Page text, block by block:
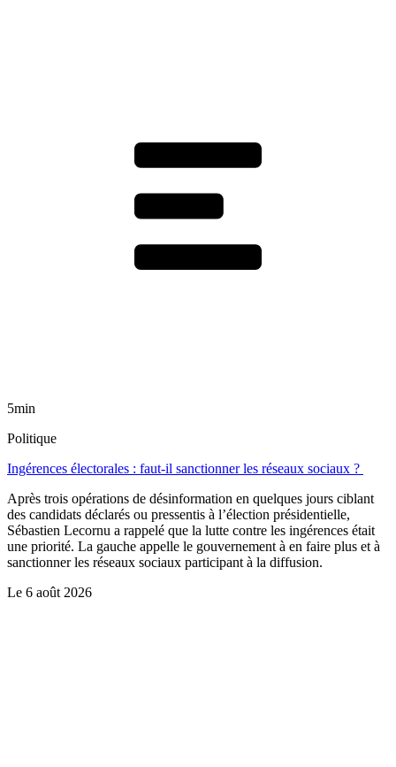
5min
Politique
Ingérences électorales : faut-il sanctionner les réseaux sociaux ?
Après trois opérations de désinformation en quelques jours ciblant
des candidats déclarés ou pressentis à l’élection présidentielle,
Sébastien Lecornu a rappelé que la lutte contre les ingérences était
une priorité. La gauche appelle le gouvernement à en faire plus et à
sanctionner les réseaux sociaux participant à la diffusion.
Le 6 août 2026